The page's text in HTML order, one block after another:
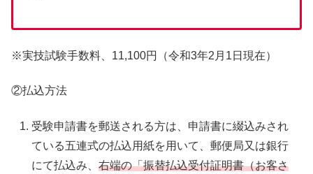
※実技試験手数料、11,100円（令和3年2月1日現在）
②払込方法
受験申請書を郵送される方は、申請書に綴込みされ
ている五連式の払込用紙を用いて、郵便局又は銀行
にて払込み、右端の「振替払込受付証明書（お客さ